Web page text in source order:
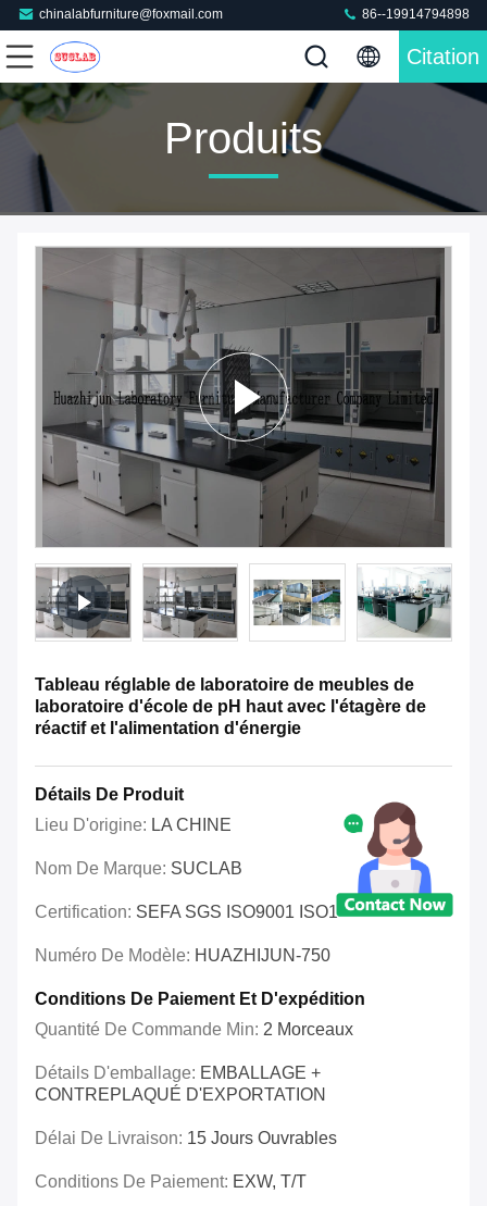
chinalabfurniture@foxmail.com 86--19914794898
Citation
Produits
Tableau réglable de laboratoire de meubles de
laboratoire d'école de pH haut avec l'étagère de
réactif et l'alimentation d'énergie
Détails De Produit
Lieu D'origine: LA CHINE
Nom De Marque: SUCLAB
Certification: SEFA SGS ISO9001 ISO14001 OHSAS
Numéro De Modèle: HUAZHIJUN-750
Conditions De Paiement Et D'expédition
Quantité De Commande Min: 2 Morceaux
Détails D'emballage: EMBALLAGE +
CONTREPLAQUÉ D'EXPORTATION
Délai De Livraison: 15 Jours Ouvrables
Conditions De Paiement: EXW, T/T